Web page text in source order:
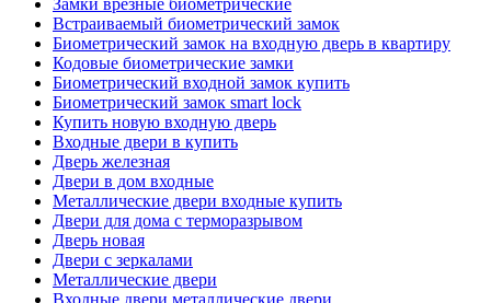
Встраиваемый биометрический замок
Биометрический замок на входную дверь в квартиру
Кодовые биометрические замки
Биометрический входной замок купить
Биометрический замок smart lock
Купить новую входную дверь
Входные двери в купить
Дверь железная
Двери в дом входные
Металлические двери входные купить
Двери для дома с терморазрывом
Дверь новая
Двери с зеркалами
Металлические двери
Входные двери металлические двери